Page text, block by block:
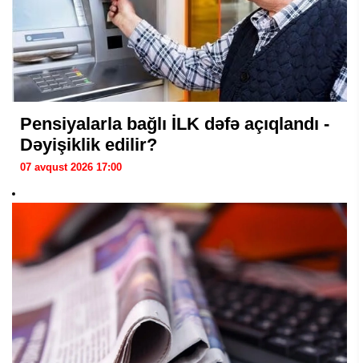
Pensiyalarla bağlı İLK dəfə açıqlandı -
Dəyişiklik edilir?
07 avqust 2026 17:00